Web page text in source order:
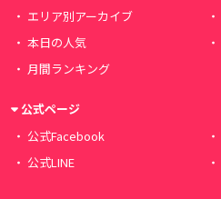
エリア別アーカイブ
本日の人気
月間ランキング
公式ページ
公式Facebook
公式LINE